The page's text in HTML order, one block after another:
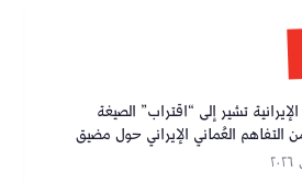
تشير إلى “اقتراب” الصيغة
التفاهم العُماني الإيراني حول مضيق